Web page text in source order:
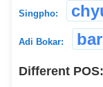
Singpho:
Adi Bokar:
Different POS: